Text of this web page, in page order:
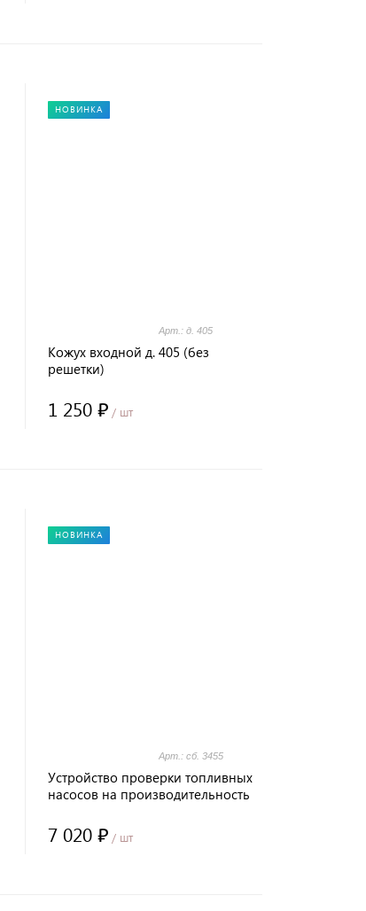
НОВИНКА
Арт.: д. 405
Кожух входной д. 405 (без
решетки)
1 250 ₽ / шт
НОВИНКА
Арт.: сб. 3455
Устройство проверки топливных
насосов на производительность
7 020 ₽ / шт